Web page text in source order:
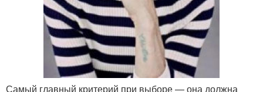
Самый главный критерий при выборе — она должна